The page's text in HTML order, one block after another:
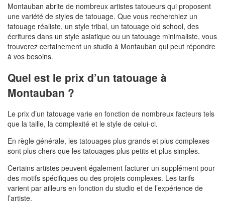
Montauban abrite de nombreux artistes tatoueurs qui proposent
une variété de styles de tatouage. Que vous recherchiez un
tatouage réaliste, un style tribal, un tatouage old school, des
écritures dans un style asiatique ou un tatouage minimaliste, vous
trouverez certainement un studio à Montauban qui peut répondre
à vos besoins.
Quel est le prix d’un tatouage à
Montauban ?
Le prix d’un tatouage varie en fonction de nombreux facteurs tels
que la taille, la complexité et le style de celui-ci.
En règle générale, les tatouages plus grands et plus complexes
sont plus chers que les tatouages plus petits et plus simples.
Certains artistes peuvent également facturer un supplément pour
des motifs spécifiques ou des projets complexes. Les tarifs
varient par ailleurs en fonction du studio et de l’expérience de
l’artiste.